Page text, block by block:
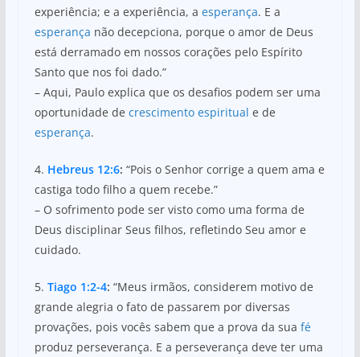
experiência; e a experiência, a esperança. E a
esperança não decepciona, porque o amor de Deus
está derramado em nossos corações pelo Espírito
Santo que nos foi dado.”
– Aqui, Paulo explica que os desafios podem ser uma
oportunidade de crescimento espiritual e de
esperança.
4. Hebreus 12:6: “Pois o Senhor corrige a quem ama e
castiga todo filho a quem recebe.”
– O sofrimento pode ser visto como uma forma de
Deus disciplinar Seus filhos, refletindo Seu amor e
cuidado.
5. Tiago 1:2-4: “Meus irmãos, considerem motivo de
grande alegria o fato de passarem por diversas
provações, pois vocês sabem que a prova da sua fé
produz perseverança. E a perseverança deve ter uma